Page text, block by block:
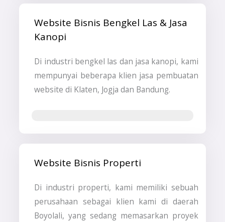
Website Bisnis Bengkel Las & Jasa
Kanopi
Di industri bengkel las dan jasa kanopi, kami
mempunyai beberapa klien jasa pembuatan
website di Klaten, Jogja dan Bandung.
Website Bisnis Properti
Di industri properti, kami memiliki sebuah
perusahaan sebagai klien kami di daerah
Boyolali, yang sedang memasarkan proyek